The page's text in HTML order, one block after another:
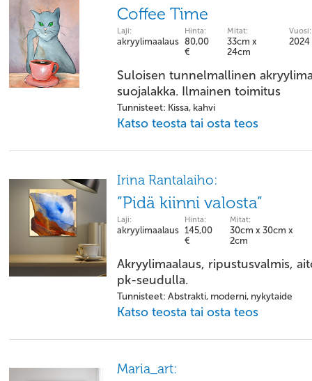
Coffee Time
Laji:
akryylimaalaus
Hinta:
80,00
€
Mitat:
33cm x
24cm
Vuosi:
2024
Suloisen tunnelmallinen
suojalakka. Ilmainen toimitus
Tunnisteet: Kissa, kahvi
Katso teosta tai osta teos
Irina Rantalaiho:
”Pidä kiinni valosta”
Laji:
akryylimaalaus
Hinta:
145,00
€
Mitat:
30cm x 30cm x
2cm
Akryylimaalaus, ripustusvalmis,
pk-seudulla.
Tunnisteet: Abstrakti, moderni, nykytaide
Katso teosta tai osta teos
Maria_art: